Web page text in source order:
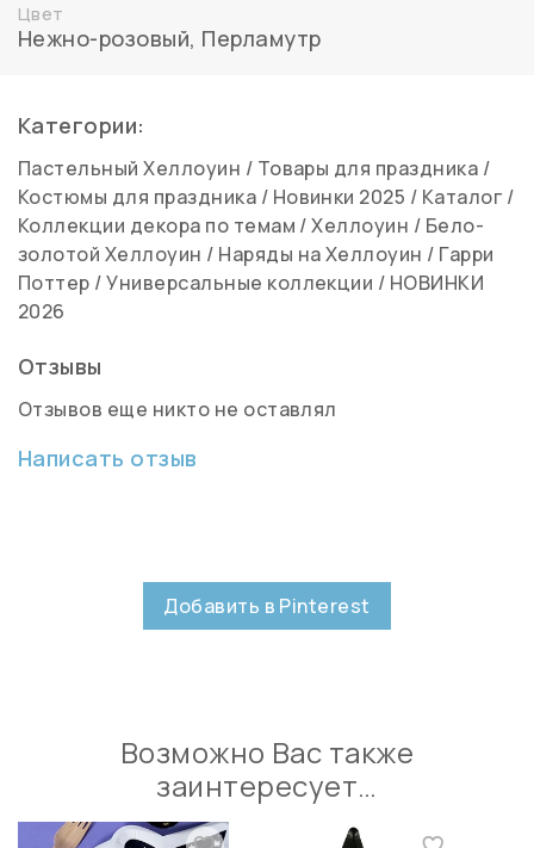
Цвет
Нежно-розовый, Перламутр
Категории:
Пастельный Хеллоуин / Товары для праздника /
Костюмы для праздника / Новинки 2025 / Каталог /
Коллекции декора по темам /Хеллоуин / Бело-
золотой Хеллоуин / Наряды на Хеллоуин / Гарри
Поттер /Универсальные коллекции / НОВИНКИ
2026
Отзывы
Отзывов еще никто не оставлял
Написать отзыв
Добавить в Pinterest
Возможно Вас также
заинтересует…